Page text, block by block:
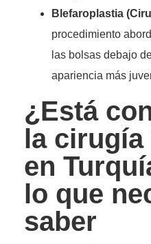
Blefaroplastia
procedimiento
las bolsas debajo
apariencia más
¿Está
la
en
lo que
saber